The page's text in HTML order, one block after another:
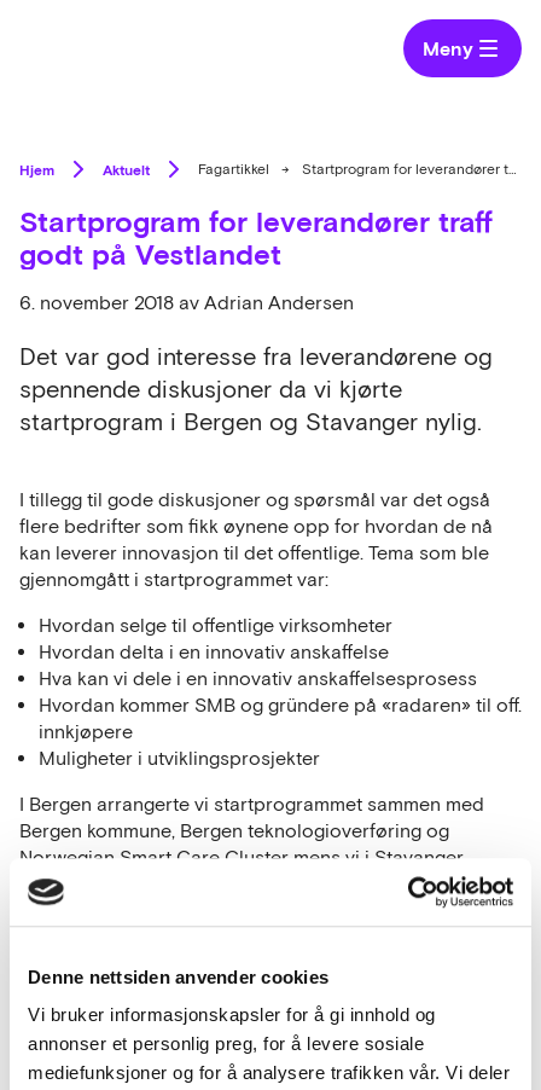
Denne nettsiden anvender cookies
Vi bruker informasjonskapsler for å gi innhold og
annonser et personlig preg, for å levere sosiale
mediefunksjoner og for å analysere trafikken vår. Vi deler
Meny
Hjem Aktuelt Fagartikkel → Startprogram for leverandører traff godt på Vestlandet
Startprogram for leverandører traff
godt på Vestlandet
6. november 2018 av Adrian Andersen
Det var god interesse fra leverandørene og
spennende diskusjoner da vi kjørte
startprogram i Bergen og Stavanger nylig.
I tillegg til gode diskusjoner og spørsmål var det også
flere bedrifter som fikk øynene opp for hvordan de nå
kan leverer innovasjon til det offentlige. Tema som ble
gjennomgått i startprogrammet var:
Hvordan selge til offentlige virksomheter
Hvordan delta i en innovativ anskaffelse
Hva kan vi dele i en innovativ anskaffelsesprosess
Hvordan kommer SMB og gründere på «radaren» til off.
innkjøpere
Muligheter i utviklingsprosjekter
I Bergen arrangerte vi startprogrammet sammen med
Bergen kommune, Bergen teknologioverføring og
Norwegian Smart Care Cluster mens vi i Stavanger
hadde Stavanger kommune, Norwegian Tunnel Safety
Cluster og Norwegian Smart Care Cluster som
Kommentarer